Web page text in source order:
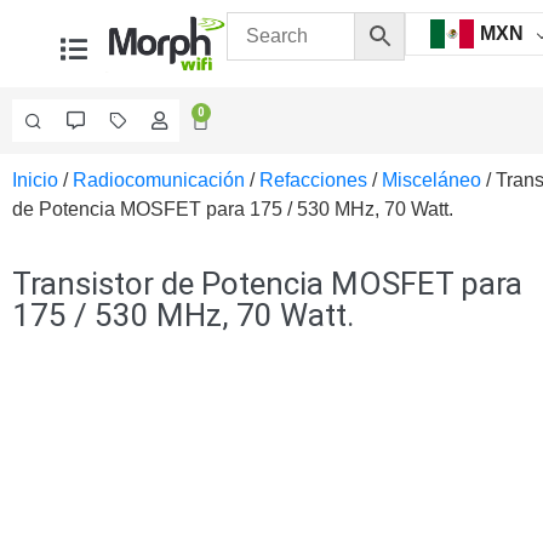
MXN
0
Videovigilancia
Accesorios
Accesorios
Ethernet y
FibraAccesorios
Inicio / Radiocomunicación / Refacciones / Misceláneo /
de Potencia MOSFET para 175 / 530 MHz, 70 Watt.
Transistor de Potencia MOSFET para
175 / 530 MHz, 70 Watt.